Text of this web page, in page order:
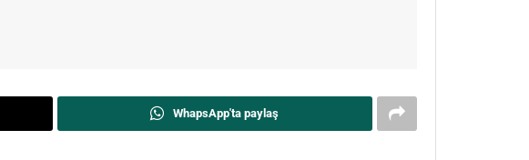
WhapsApp'ta paylaş